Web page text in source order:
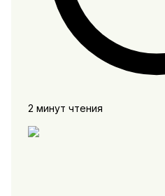
2 минут чтения